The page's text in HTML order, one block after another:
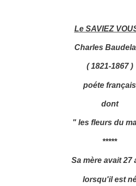
Le SAVIEZ
Charles
( 1821-1867 )
poéte français
dont
" les fleurs du
*****
Sa mère avait 27
lorsqu'il est